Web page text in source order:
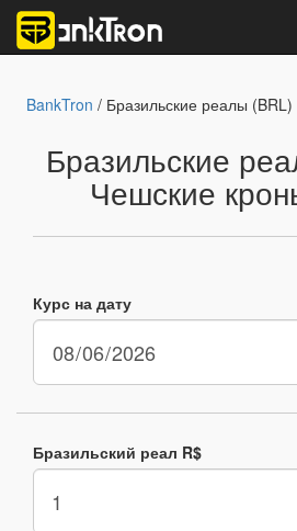
BankTron / Бразильские реалы
Бразильские
Чешские
Курс на дату
Бразильский реал R$